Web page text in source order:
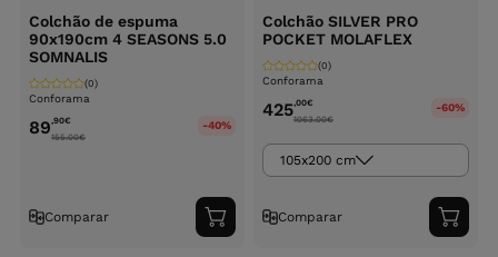
Colchão de espuma
90x190cm 4 SEASONS 5.0
SOMNALIS
Conforama
(0)
89,90€
155.00€
-40%
Comparar
Adicionar
ao
Colchão SILVER PRO
POCKET MOLAFLEX
Conforama
(0)
425,00€
1063.00€
-60%
105x200 cm
Comparar
ao